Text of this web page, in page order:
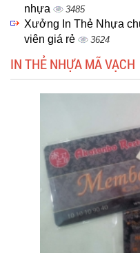
nhựa
3485
Xưởng In Thẻ Nhựa
viên giá rẻ
3624
IN THẺ NHỰA MÃ VẠCH